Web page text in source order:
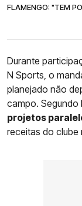
FLAMENGO: "TEM
Durante
N Sports, o
planejado não
campo. Segundo
projetos
receitas do clube